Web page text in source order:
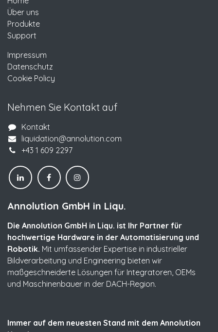
Über uns
Produkte
Support
Impressum
Datenschutz
Cookie Policy
Nehmen Sie Kontakt auf
Kontakt
liquidation@annolution.com
+43 1 609 2297
Annolution GmbH in Liqu.
Die Annolution GmbH in Liqu. ist Ihr Partner für
hochwertige Hardware in der Automatisierung und
Robotik. Mit umfassender Expertise in industrieller
Bildverarbeitung und Engineering bieten wir
maßgeschneiderte Lösungen für Integratoren, OEMs
und Maschinenbauer in der DACH-Region.
Immer auf dem neuesten Stand mit dem Annolution